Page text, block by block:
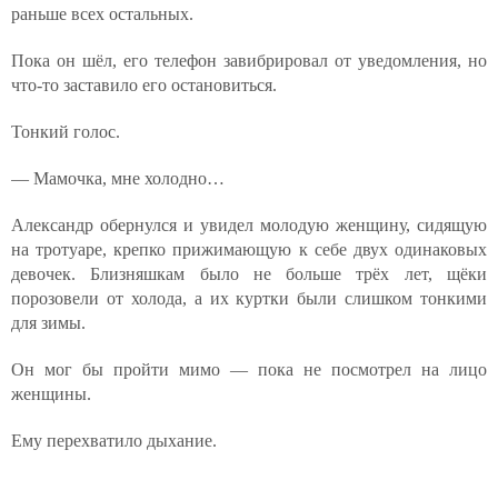
раньше всех остальных.
Пока он шёл, его телефон завибрировал от уведомления, но
что-то заставило его остановиться.
Тонкий голос.
— Мамочка, мне холодно…
Александр обернулся и увидел молодую женщину, сидящую
на тротуаре, крепко прижимающую к себе двух одинаковых
девочек. Близняшкам было не больше трёх лет, щёки
порозовели от холода, а их куртки были слишком тонкими
для зимы.
Он мог бы пройти мимо — пока не посмотрел на лицо
женщины.
Ему перехватило дыхание.